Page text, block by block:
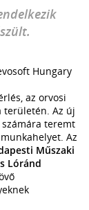
Hungary
az orvosi
területén. Az új
teremt
Az
Műszaki
Lóránd